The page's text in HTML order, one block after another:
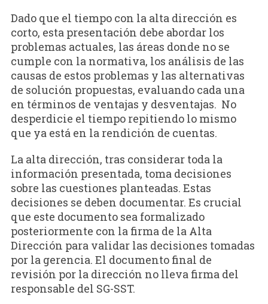
Dado que el tiempo con la alta dirección es
corto, esta presentación debe abordar los
problemas actuales, las áreas donde no se
cumple con la normativa, los análisis de las
causas de estos problemas y las alternativas
de solución propuestas, evaluando cada una
en términos de ventajas y desventajas. No
desperdicie el tiempo repitiendo lo mismo
que ya está en la rendición de cuentas.
La alta dirección, tras considerar toda la
información presentada, toma decisiones
sobre las cuestiones planteadas. Estas
decisiones se deben documentar. Es crucial
que este documento sea formalizado
posteriormente con la firma de la Alta
Dirección para validar las decisiones tomadas
por la gerencia. El documento final de
revisión por la dirección no lleva firma del
responsable del SG-SST.